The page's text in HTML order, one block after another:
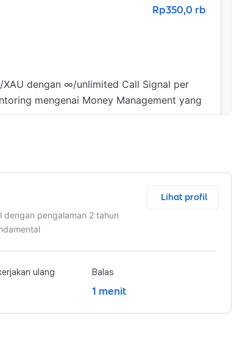
Rp350,0 rb
XAU dengan ∞/unlimited Call Signal per
mengenai Money Management yang
pengalaman 2 tahun
Lihat profil
ulang Balas
1 menit